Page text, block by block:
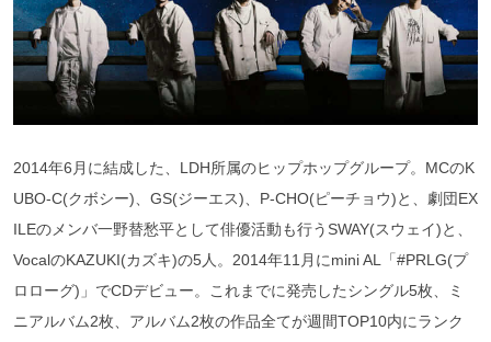
2014年6月に結成した、LDH所属のヒップホップグループ。MCのK
UBO-C(クボシー)、GS(ジーエス)、P-CHO(ピーチョウ)と、劇団EX
ILEのメンバ一野替愁平として俳優活動も行うSWAY(スウェイ)と、
VocalのKAZUKI(カズキ)の5人。2014年11月にmini AL「#PRLG(プ
ロローグ)」でCDデビュー。これまでに発売したシングル5枚、ミ
ニアルバム2枚、アルバム2枚の作品全てが週間TOP10内にランク